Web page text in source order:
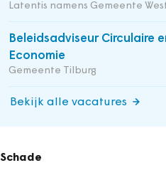
Latentis namens Gemeente
Beleidsadviseur Circulaire
Economie
Gemeente Tilburg
Bekijk alle vacatures
Schade